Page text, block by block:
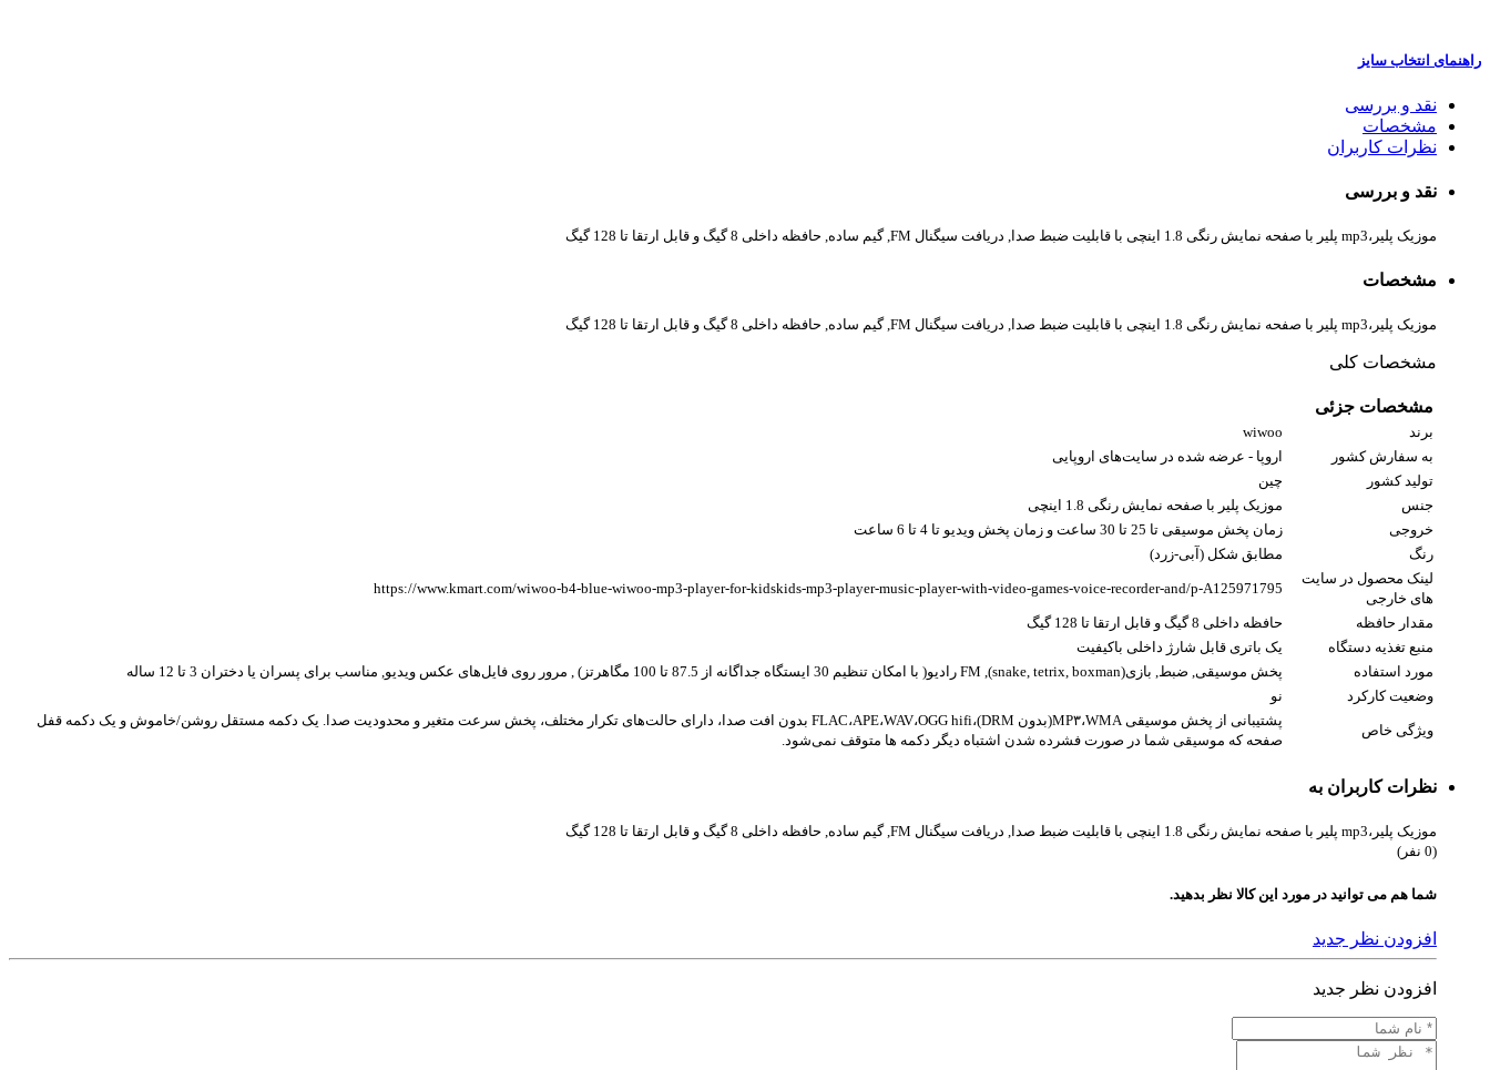
راهنمای انتخاب سایز
نقد و بررسی
مشخصات
نظرات کاربران
نقد و بررسی
موزیک پلیر،mp3 پلیر با صفحه نمایش رنگی 1.8 اینچی با قابلیت ضبط صدا, دریافت سیگنال FM, گیم ساده, حافظه داخلی 8 گیگ و قابل ارتقا تا 128 گیگ
مشخصات
موزیک پلیر،mp3 پلیر با صفحه نمایش رنگی 1.8 اینچی با قابلیت ضبط صدا, دریافت سیگنال FM, گیم ساده, حافظه داخلی 8 گیگ و قابل ارتقا تا 128 گیگ
مشخصات کلی
مشخصات جزئی
برند
wiwoo
به سفارش کشور
اروپا - عرضه شده در سایت‌های اروپایی
تولید کشور
چین
جنس
موزیک پلیر با صفحه نمایش رنگی 1.8 اینچی
خروجی
زمان پخش موسیقی تا 25 تا 30 ساعت و زمان پخش ویدیو تا 4 تا 6 ساعت
رنگ
مطابق شکل (آبی-زرد)
لینک محصول در سایت
های خارجی
https://www.kmart.com/wiwoo-b4-blue-wiwoo-mp3-player-for-kidskids-mp3-player-music-player-with-video-games-voice-recorder-and/p-A125971795
مقدار حافظه
حافظه داخلی 8 گیگ و قابل ارتقا تا 128 گیگ
منبع تغذیه دستگاه
یک باتری قابل شارژ داخلی باکیفیت
مورد استفاده
پخش موسیقی, ضبط, بازی(snake, tetrix, boxman), FM رادیو( با امکان تنظیم 30 ایستگاه جداگانه از 87.5 تا 100 مگاهرتز) , مرور روی فایل‌های عکس ویدیو, مناسب برای پسران یا دختران 3 تا 12 ساله
وضعیت کارکرد
نو
ویژگی خاص
پشتیبانی از پخش موسیقی MP۳،WMA(بدون DRM)،FLAC،APE،WAV،OGG hifi بدون افت صدا، دارای حالت‌های تکرار مختلف، پخش سرعت متغیر و محدودیت صدا. یک دکمه مستقل روشن/خاموش و یک دکمه قفل
صفحه که موسیقی شما در صورت فشرده شدن اشتباه دیگر دکمه ها متوقف نمی‌شود.
نظرات کاربران به
موزیک پلیر،mp3 پلیر با صفحه نمایش رنگی 1.8 اینچی با قابلیت ضبط صدا, دریافت سیگنال FM, گیم ساده, حافظه داخلی 8 گیگ و قابل ارتقا تا 128 گیگ
(0 نفر)
شما هم می توانید در مورد این کالا نظر بدهید.
افزودن نظر جدید
افزودن نظر جدید